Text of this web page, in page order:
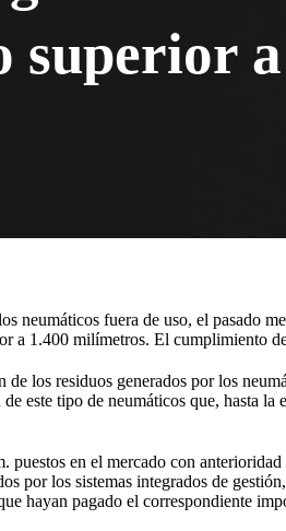
superior
neumáticos fuera de uso, el pasado
a 1.400 milímetros. El cumplimiento
los residuos generados por los
este tipo de neumáticos que, hasta
en el mercado con
por los sistemas integrados de
hayan pagado el correspondiente